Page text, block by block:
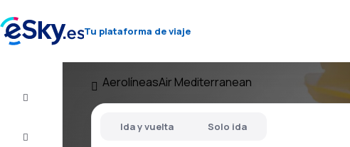
Tu plataforma de viaje
AerolíneasAir Mediterranean
Ida y vuelta Solo ida